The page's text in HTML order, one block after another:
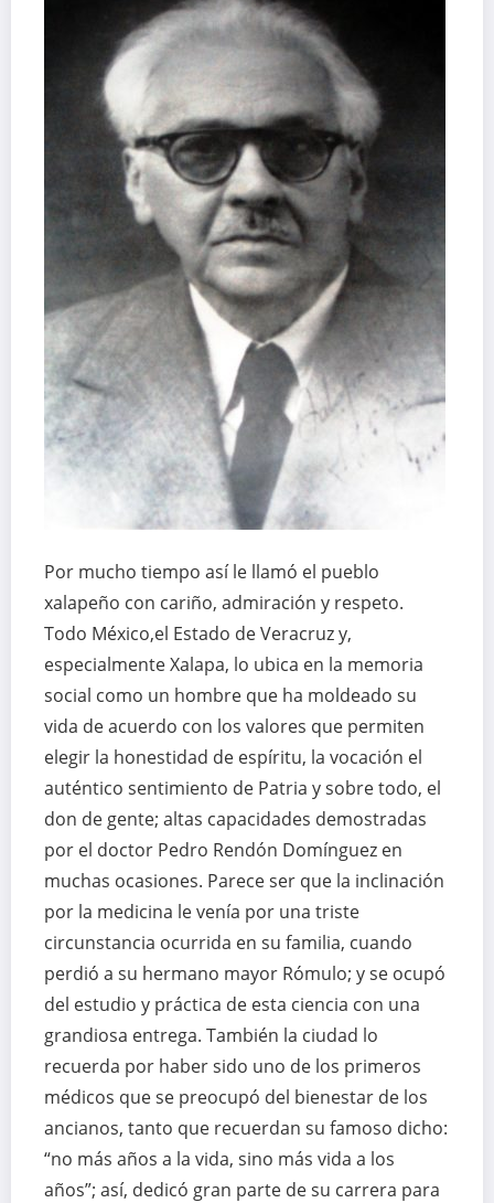
Por mucho tiempo así le llamó el pueblo
xalapeño con cariño, admiración y respeto.
Todo México,el Estado de Veracruz y,
especialmente Xalapa, lo ubica en la memoria
social como un hombre que ha moldeado su
vida de acuerdo con los valores que permiten
elegir la honestidad de espíritu, la vocación el
auténtico sentimiento de Patria y sobre todo, el
don de gente; altas capacidades demostradas
por el doctor Pedro Rendón Domínguez en
muchas ocasiones. Parece ser que la inclinación
por la medicina le venía por una triste
circunstancia ocurrida en su familia, cuando
perdió a su hermano mayor Rómulo; y se ocupó
del estudio y práctica de esta ciencia con una
grandiosa entrega. También la ciudad lo
recuerda por haber sido uno de los primeros
médicos que se preocupó del bienestar de los
ancianos, tanto que recuerdan su famoso dicho:
“no más años a la vida, sino más vida a los
años”; así, dedicó gran parte de su carrera para